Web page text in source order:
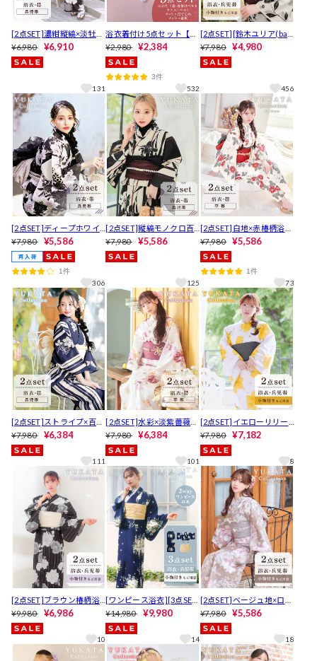
[2点SET]濃紺縦縞×淡牡丹
柄浴衣【YUKATA by dazz
y 2025】
¥6,980 ¥6,910
131
浴衣着付け5点セット【Y
UKATA by dazzy 2025】
¥2,980 ¥2,384
3件
532
[2点SET][鈴木ユリア(bab
y)着用]モノトーン牡丹柄
浴衣【YUKATA by dazzy 2
026】[セパレート浴衣]
¥7,980 ¥4,980
456
[2点SET]ディープホワイ
ト百合柄浴衣【YUKATA b
y dazzy 2026】
¥7,980 ¥5,586
1件
306
[2点SET]縦縞モノクロ百
合柄浴衣【YUKATA by da
zzy 2025】
¥7,980 ¥5,586
125
[2点SET]白地×赤椿柄浴衣
【YUKATA by dazzy 202
5】
¥7,980 ¥5,586
1件
73
[2点SET]ストライプ×百合
柄浴衣【YUKATA by dazz
y 2025】
¥7,980 ¥6,384
111
[2点SET]水彩×淡紫薔薇柄
浴衣【YUKATA by dazzy 2
025】
¥7,980 ¥6,384
101
[2点SET]イエローリリー
柄浴衣【2026年新作/YUK
ATA by dazzy】
¥7,980 ¥7,182
8
[2点SET]ブラウン椿柄浴
衣【2026年新作/YUKATA
by dazzy】
¥9,980 ¥6,986
10
[ワンピース浴衣][3点SE
T][2way] 紺色淡黄花柄浴
衣【2026年新作/YUKATA
by dazzy】
¥14,980 ¥9,980
14
[2点SET]ベージュ地×ロー
ズ柄浴衣【2026年新作/Y
UKATA by dazzy】
¥7,980 ¥5,586
18